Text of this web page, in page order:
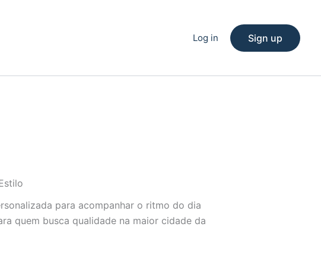
Log in Sign up
para acompanhar o ritmo do dia
quem busca qualidade na maior cidade da